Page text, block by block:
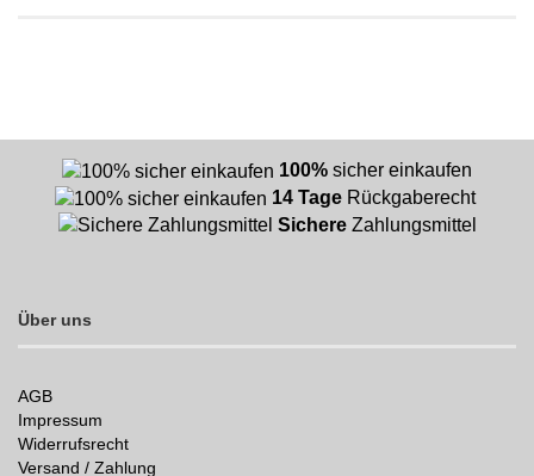
100% sicher einkaufen
14 Tage Rückgaberecht
Sichere Zahlungsmittel
Über uns
AGB
Impressum
Widerrufsrecht
Versand / Zahlung